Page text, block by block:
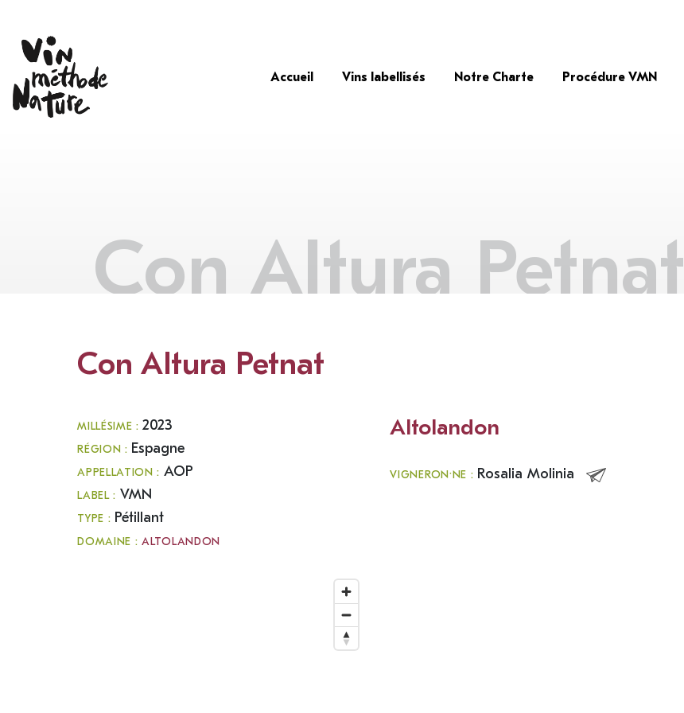
Accueil Vins labellisés Notre Charte Procédure VMN
Con Altura Petnat
Con Altura Petnat
MILLÉSIME :2023
RÉGION : Espagne
APPELLATION : AOP
LABEL : VMN
TYPE : Pétillant
DOMAINE :ALTOLANDON
Altolandon
VIGNERON·NE : Rosalia Molinia